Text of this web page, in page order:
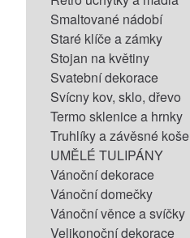
Smaltované nádobí
Staré klíče a zámky
Stojan na květiny
Svatební dekorace
Svícny kov, sklo, dřevo
Termo sklenice a hrnky
Truhlíky a závěsné koše
UMĚLÉ TULIPÁNY
Vánoční dekorace
Vánoční domečky
Vánoční věnce a svíčky
Velikonoční dekorace